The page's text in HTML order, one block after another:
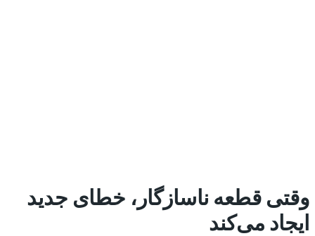
وقتی قطعه ناسازگار، خطای جدید
ایجاد می‌کند